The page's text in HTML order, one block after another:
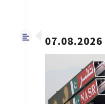
07.08.2026